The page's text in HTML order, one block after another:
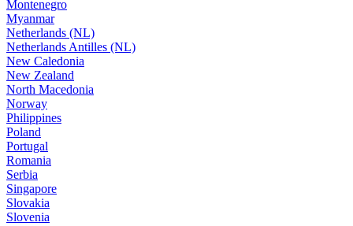
Montenegro
Myanmar
Netherlands (NL)
Netherlands Antilles (NL)
New Caledonia
New Zealand
North Macedonia
Norway
Philippines
Poland
Portugal
Romania
Serbia
Singapore
Slovakia
Slovenia